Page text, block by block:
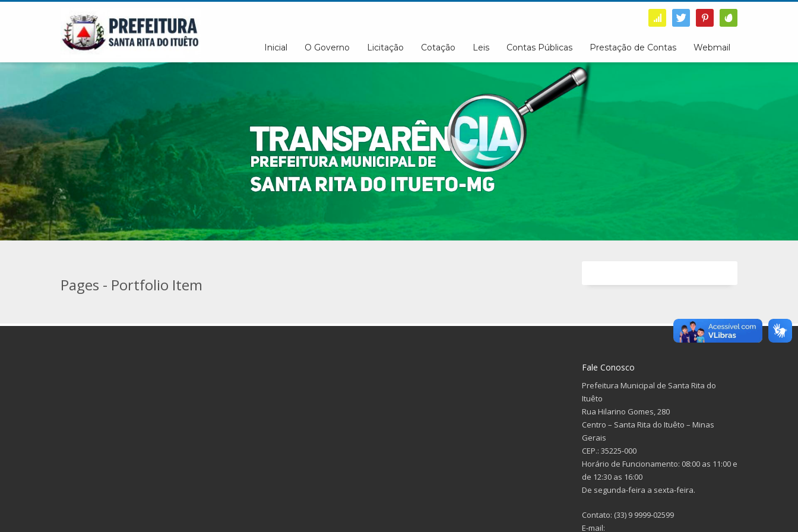
Inicial O Governo Licitação Cotação Leis Contas Públicas Prestação de Contas Webmail
Pages - Portfolio Item
Fale Conosco
Prefeitura Municipal de Santa Rita do
Ituêto
Rua Hilarino Gomes, 280
Centro – Santa Rita do Ituêto – Minas
Gerais
CEP.: 35225-000
Horário de Funcionamento: 08:00 as 11:00 e
de 12:30 as 16:00
De segunda-feira a sexta-feira.
Contato: (33) 9 9999-02599
E-mail: